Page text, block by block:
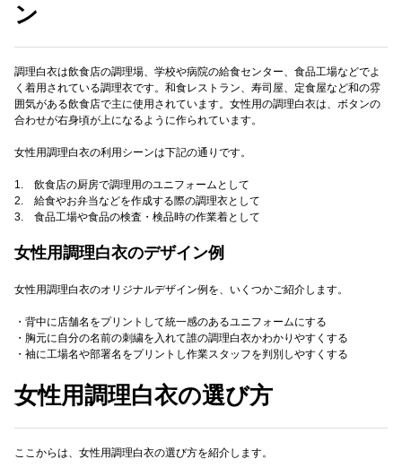
ン
調理白衣は飲食店の調理場、学校や病院の給食センター、食品工場などでよ
く着用されている調理衣です。和食レストラン、寿司屋、定食屋など和の雰
囲気がある飲食店で主に使用されています。女性用の調理白衣は、ボタンの
合わせが右身頃が上になるように作られています。
女性用調理白衣の利用シーンは下記の通りです。
1. 飲食店の厨房で調理用のユニフォームとして
2. 給食やお弁当などを作成する際の調理衣として
3. 食品工場や食品の検査・検品時の作業着として
女性用調理白衣のデザイン例
女性用調理白衣のオリジナルデザイン例を、いくつかご紹介します。
・背中に店舗名をプリントして統一感のあるユニフォームにする
・胸元に自分の名前の刺繍を入れて誰の調理白衣かわかりやすくする
・袖に工場名や部署名をプリントし作業スタッフを判別しやすくする
女性用調理白衣の選び方
ここからは、女性用調理白衣の選び方を紹介します。